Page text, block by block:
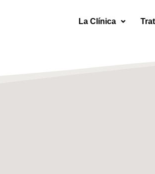
La Clínica